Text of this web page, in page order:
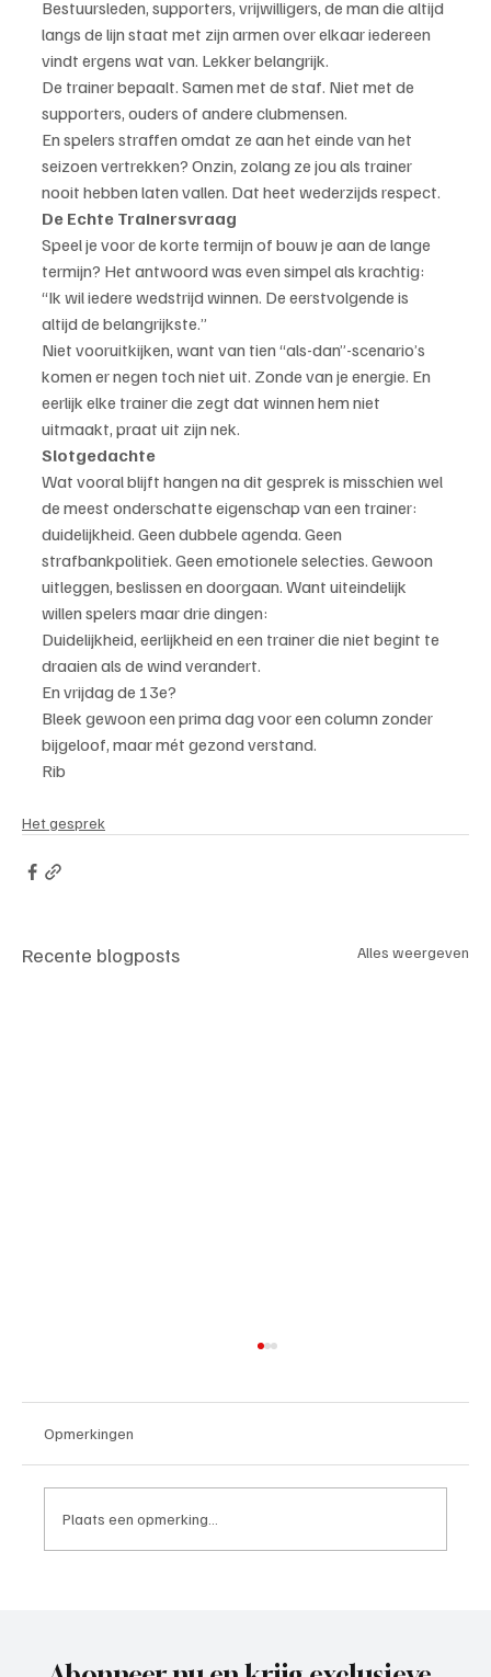
Bestuursleden, supporters, vrijwilligers, de man die altijd
langs de lijn staat met zijn armen over elkaar iedereen
vindt ergens wat van. Lekker belangrijk.
De trainer bepaalt. Samen met de staf. Niet met de
supporters, ouders of andere clubmensen.
En spelers straffen omdat ze aan het einde van het
seizoen vertrekken? Onzin, zolang ze jou als trainer
nooit hebben laten vallen. Dat heet wederzijds respect.
De Echte Trainersvraag
Speel je voor de korte termijn of bouw je aan de lange
termijn? Het antwoord was even simpel als krachtig:
“Ik wil iedere wedstrijd winnen. De eerstvolgende is
altijd de belangrijkste.”
Niet vooruitkijken, want van tien “als-dan”-scenario’s
komen er negen toch niet uit. Zonde van je energie. En
eerlijk elke trainer die zegt dat winnen hem niet
uitmaakt, praat uit zijn nek.
Slotgedachte
Wat vooral blijft hangen na dit gesprek is misschien wel
de meest onderschatte eigenschap van een trainer:
duidelijkheid. Geen dubbele agenda. Geen
strafbankpolitiek. Geen emotionele selecties. Gewoon
uitleggen, beslissen en doorgaan. Want uiteindelijk
willen spelers maar drie dingen:
Duidelijkheid, eerlijkheid en een trainer die niet begint te
draaien als de wind verandert.
En vrijdag de 13e?
Bleek gewoon een prima dag voor een column zonder
bijgeloof, maar mét gezond verstand.
Rib
Het gesprek
Recente blogposts Alles weergeven
Opmerkingen
Plaats een opmerking...